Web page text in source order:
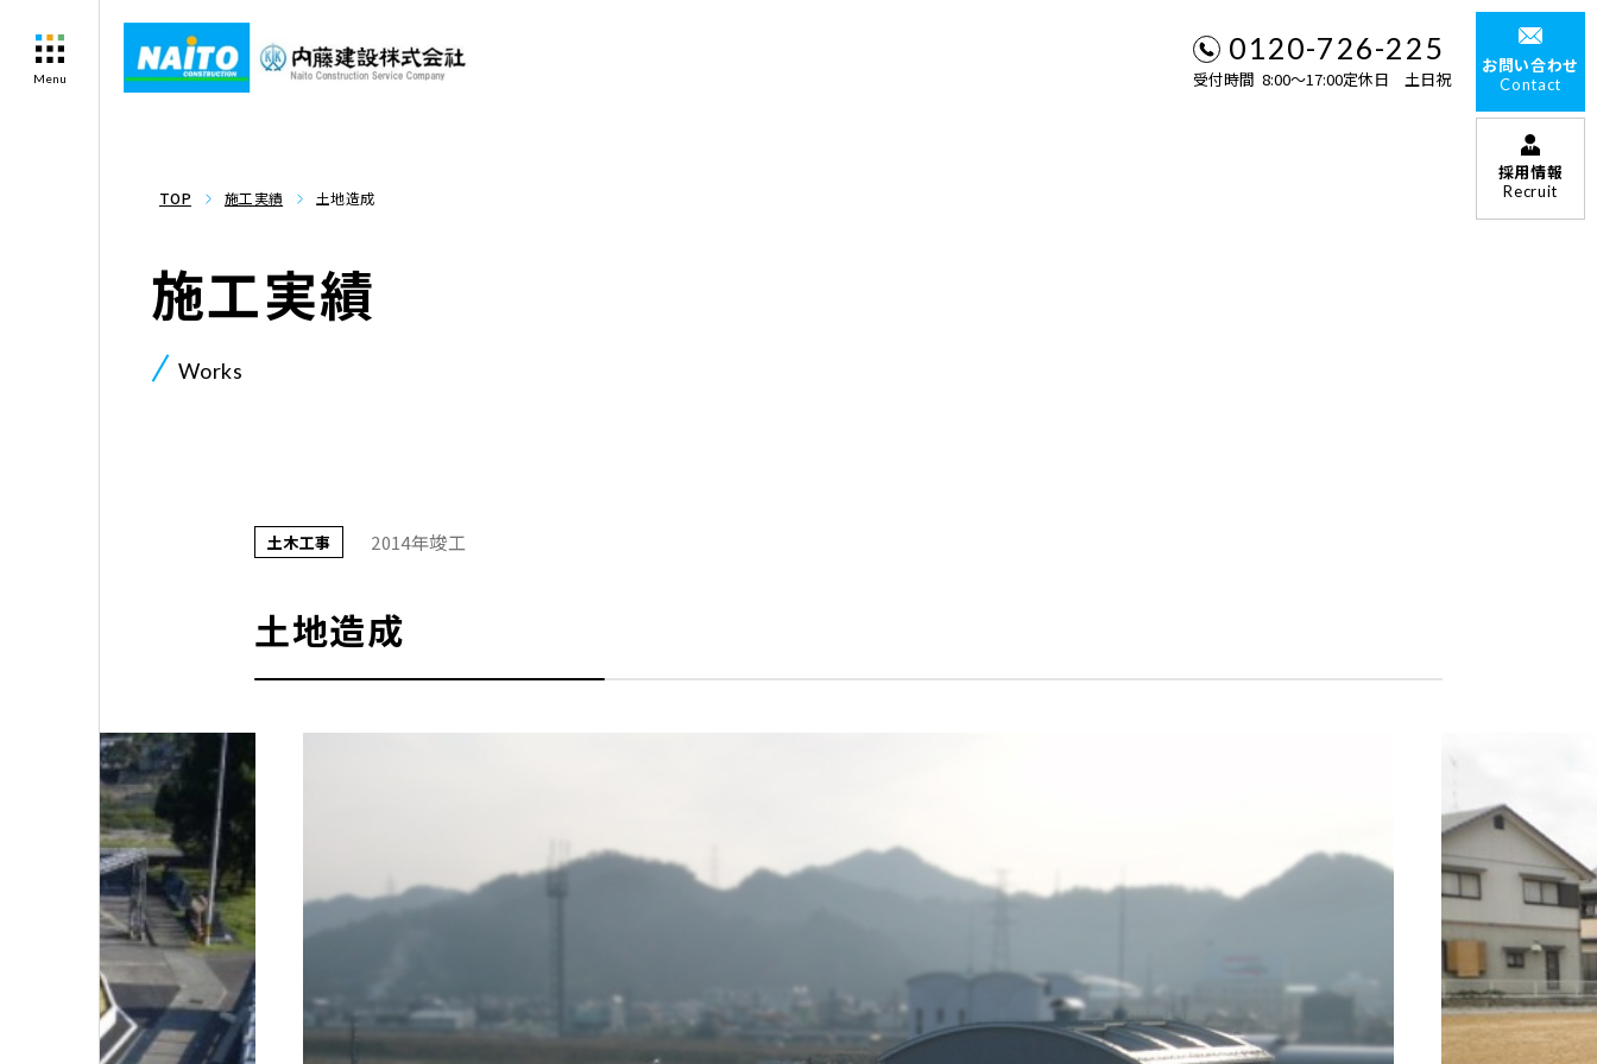
0120-726-225
受付時間 8:00〜17:00定休日 土日祝
お問い合わせ
Contact
採用情報
Recruit
Menu
TOP 施工実績 土地造成
Works
施工実績
土木工事 2014年竣工
土地造成